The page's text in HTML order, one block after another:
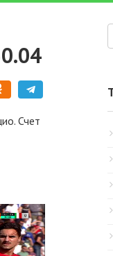
Счет